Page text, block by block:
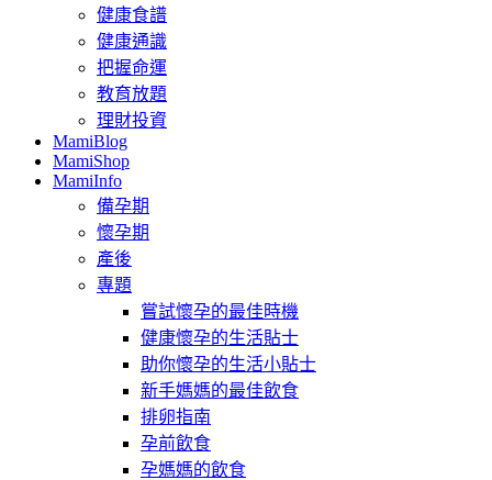
健康食譜
健康通識
把握命運
教育放題
理財投資
MamiBlog
MamiShop
MamiInfo
備孕期
懷孕期
產後
專題
嘗試懷孕的最佳時機
健康懷孕的生活貼士
助你懷孕的生活小貼士
新手媽媽的最佳飲食
排卵指南
孕前飲食
孕媽媽的飲食